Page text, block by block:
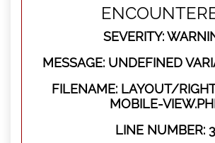
SEVERITY:
MESSAGE: UNDEFINED
FILENAME: LAYOUT/
MOBILE-
LINE NUMBER: 3